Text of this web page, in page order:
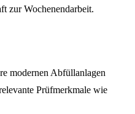
zur Wochenendarbeit.
modernen Abfüllanlagen
Prüfmerkmale wie